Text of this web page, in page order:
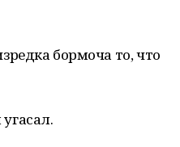
бормоча то, что